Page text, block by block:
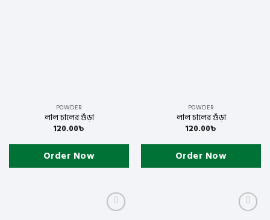
POWDER
লাল চালের গুঁড়া
120.00৳
Order Now
POWDER
লাল চালের গুঁড়া
120.00৳
Order Now